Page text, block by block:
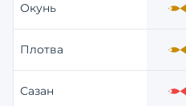
Окунь
Плотва
Сазан